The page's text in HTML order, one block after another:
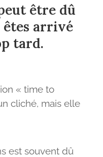
être dû
êtes arrivé
tard.
« time to
cliché, mais elle
est souvent dû